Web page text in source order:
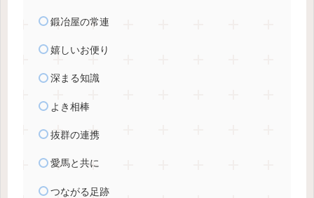
鍛冶屋の常連
嬉しいお便り
深まる知識
よき相棒
抜群の連携
愛馬と共に
つながる足跡